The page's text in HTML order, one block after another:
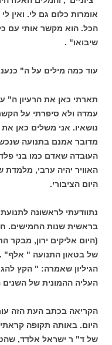
אומרות כלום גם לי. ואין
הכל. הוא מקשר אותי עם
שיבואו" .
עוד כמה מילים על ה"
תארתי כאן את הרעיון ה"
עמדה ולא סיפרתי על
נושאיו. אני משלים כאן
מדובר אמנם בתנועה
העובדה שאדם כמו בני
האוויר יהיה ערבי, מלמדת
היום הציבורי.
נתוודעתי לראשונה
בראשית שנות החמישים.
(היום אליקים ירון, מבקר
של בטאון התנועה " אלף"
הגיליון שאמרה: " הקץ
העליה ההמונית של השנים
הקריאה בכתב העת הזה
היום. באותה תקופה
של ד" ר ישראל אלדד,